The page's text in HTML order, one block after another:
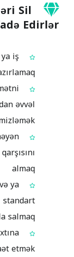
Sil
Edirlər
iş
əvvəl
almaq
ya
standart
salmaq
etmək